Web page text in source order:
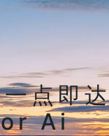
点即
Ai